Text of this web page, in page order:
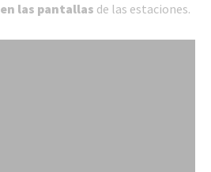
en las pantallas de las estaciones.